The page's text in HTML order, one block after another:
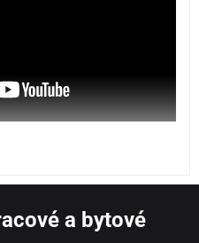
a bytové